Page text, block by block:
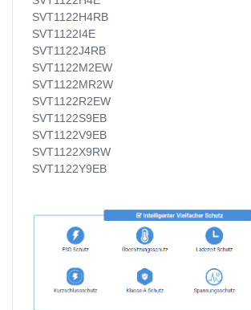
SVT1122H4RB
SVT1122I4E
SVT1122J4RB
SVT1122M2EW
SVT1122MR2W
SVT1122R2EW
SVT1122S9EB
SVT1122V9EB
SVT1122X9RW
SVT1122Y9EB